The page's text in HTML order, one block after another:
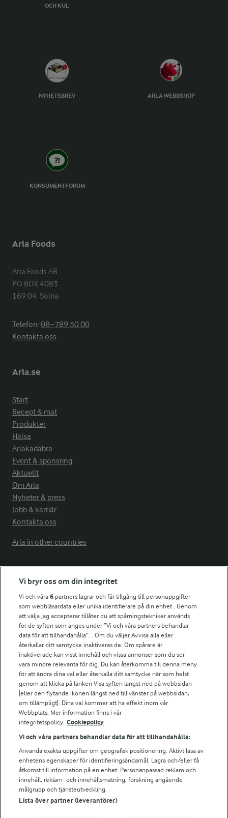
OCH KUL
NYHETSBREV ARLA WEBBSHOP
KONSUMENTFORUM
Arla Foods
Arla Foods AB
PO BOX 4083
169 04  Solna
Telefon:08−789 50 00
Kontakta oss
Arla.se
Start
Recept & mat
Produkter
Hälsa
Arlakadabra
Event & sponsring
Aktuellt
Om Arla
Nyheter & press
Jobb & karriär
Kontakta oss
Arla in other countries
Fler Arlasajter
För ägare
Arlas kundportal
Arla.com
Falbygdens Ost
Arla webbshop
Bildbank
Följ oss
© 2026 Arla Foods
Vi bryr oss om din integritet
Vi och våra6 partners lagrar och får tillgång till personuppgifter
som webbläsardata eller unika identifierare på din enhet . Genom
att välja Jag accepterar tillåter du att spårningstekniker används
för de syften som anges under ”Vi och våra partners behandlar
data för att tillhandahålla”. . Om du väljer Avvisa alla eller
återkallar ditt samtycke inaktiveras de. Om spårare är
inaktiverade kan visst innehåll och vissa annonser som du ser
vara mindre relevanta för dig. Du kan återkomma till denna meny
för att ändra dina val eller återkalla ditt samtycke när som helst
genom att klicka på länken Visa syften längst ned på webbsidan
[eller den flytande ikonen längst ned till vänster på webbsidan,
om tillämpligt]. Dina val kommer att ha effekt inom vår
Webbplats. Mer information finns i vår
integritetspolicy. Cookiepolicy
Vi och våra partners behandlar data för att tillhandahålla:
Använda exakta uppgifter om geografisk positionering. Aktivt läsa av
enhetens egenskaper för identifieringsändamål. Lagra och/eller få
åtkomst till information på en enhet. Personanpassad reklam och
innehåll, reklam- och innehållsmätning, forskning angående
målgrupp och tjänsteutveckling.
Lista över partner (leverantörer)